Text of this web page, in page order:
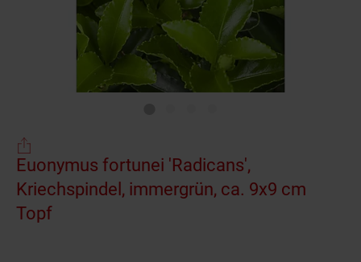
Euonymus fortunei 'Radicans',
Kriechspindel, immergrün, ca. 9x9 cm
Topf